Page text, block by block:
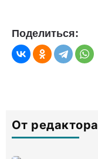
Поделиться:
От редактора